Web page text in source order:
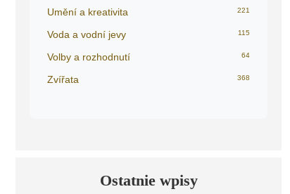
Umění a kreativita 221
Voda a vodní jevy 115
Volby a rozhodnutí 64
Zvířata 368
Ostatnie wpisy